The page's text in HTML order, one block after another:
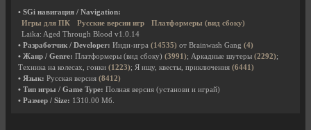
• SGi навигация / Navigation:
Игры для ПК
Русские версии игр
Платформеры (вид сбоку)
Laika: Aged Through Blood v1.0.14
• Разработчик / Developer: Инди-игра (14535) от Brainwash Gang (4)
• Жанр / Genre: Платформеры (вид сбоку) (3991); Аркадные шутеры (2292);
Техника на колесах, гонки (1223); Я ищу, квесты, приключения (6441)
• Язык: Русская версия (8412)
• Тип игры / Game Type: Полная версия (установи и играй)
• Размер / Size: 1310.00 Мб.